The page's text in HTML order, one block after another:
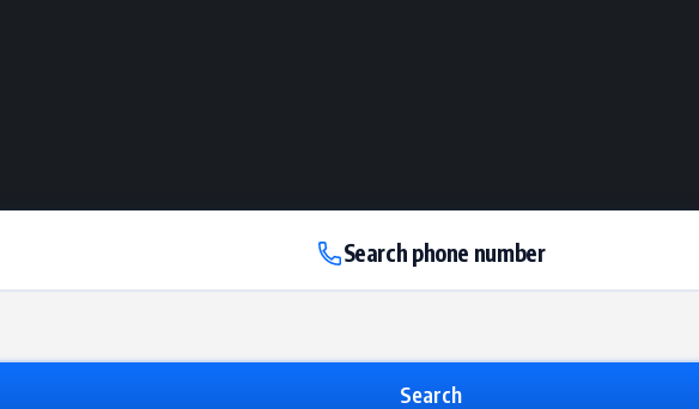
Search phone number
Search